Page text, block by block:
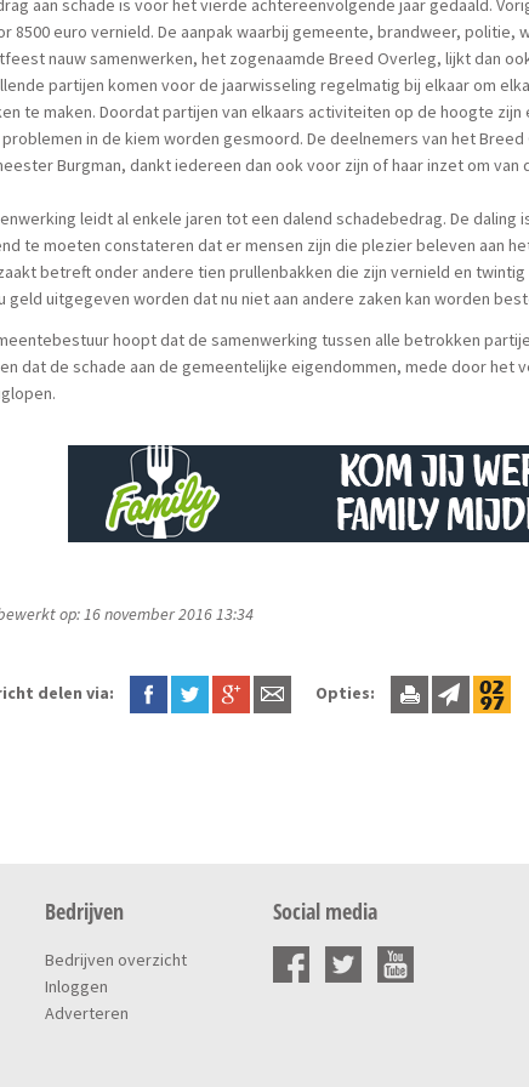
aan schade is voor het vierde achtereenvolgende jaar gedaald.
8500 euro vernield. De aanpak waarbij gemeente, brandweer, politie,
nauw samenwerken, het zogenaamde Breed Overleg, lijkt dan
partijen komen voor de jaarwisseling regelmatig bij elkaar om
te maken. Doordat partijen van elkaars activiteiten op de hoogte zijn
problemen in de kiem worden gesmoord. De deelnemers van het
Burgman, dankt iedereen dan ook voor zijn of haar inzet om
leidt al enkele jaren tot een dalend schadebedrag. De
te moeten constateren dat er mensen zijn die plezier beleven aan
betreft onder andere tien prullenbakken die zijn vernield en
geld uitgegeven worden dat nu niet aan andere zaken kan worden
hoopt dat de samenwerking tussen alle betrokken
dat de schade aan de gemeentelijke eigendommen, mede door
op: 16 november 2016 13:34
delen via: Opties:
Bedrijven
Bedrijven overzicht
Inloggen
Adverteren
Social media